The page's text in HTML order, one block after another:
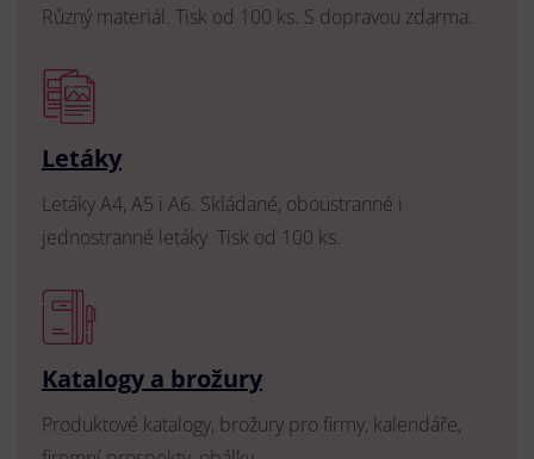
Různý materiál. Tisk od 100 ks. S dopravou zdarma.
Letáky
Letáky A4, A5 i A6. Skládané, oboustranné i
jednostranné letáky. Tisk od 100 ks.
Katalogy a brožury
Produktové katalogy, brožury pro firmy, kalendáře,